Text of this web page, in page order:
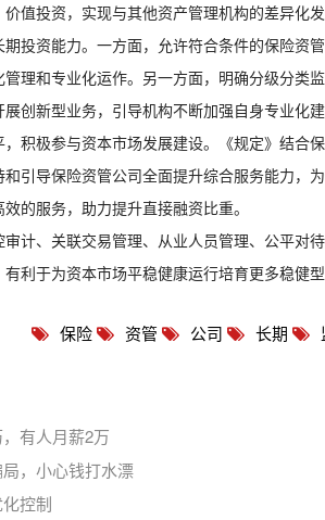
值投资，实现与其他资产管理机构的差异化发
投资能力。一方面，允许符合条件的保险资
理和专业化运作。另一方面，明确分级分类
创新型业务，引导机构不断加强自身专业化建
积极参与资本市场发展建设。《规定》结合
引导保险资管公司全面提升综合服务能力，
的服务，助力提升直接融资比重。
计、关联交易管理、从业人员管理、公平对
利于为资本市场平稳健康运行培育更多稳健型
保险 资管 公司 长期
有人月薪2万
，小心钱打水漂
控制